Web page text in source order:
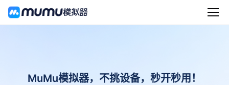
MuMu模拟器，不挑设备，秒开秒用！